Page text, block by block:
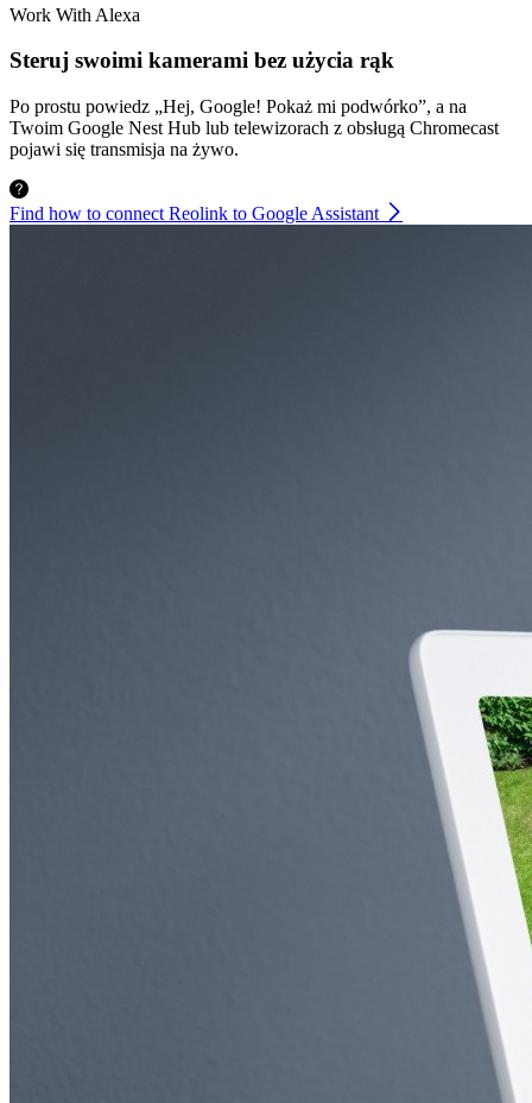
Work With Alexa
Steruj swoimi kamerami bez użycia rąk
Po prostu powiedz „Hej, Google! Pokaż mi podwórko”, a na
Twoim Google Nest Hub lub telewizorach z obsługą Chromecast
pojawi się transmisja na żywo.
Find how to connect Reolink to Google Assistant